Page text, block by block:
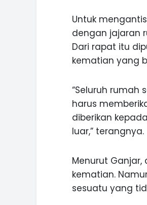
Untuk
dengan jajaran
Dari rapat itu
kematian yang
“Seluruh rumah
harus
diberikan
luar,” terangnya.
Menurut
kematian.
sesuatu yang